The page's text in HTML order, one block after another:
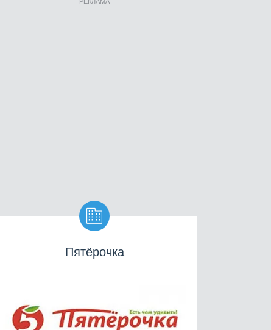

Пятёрочка